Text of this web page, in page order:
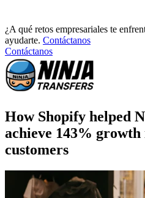
¿A qué retos empresariales te
ayudarte. Contáctanos
Contáctanos
How Shopify helped
achieve 143%
customers